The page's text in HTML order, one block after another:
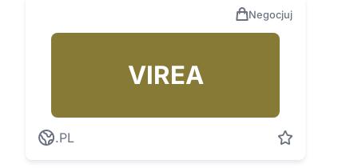
Negocjuj
VIREA
.PL